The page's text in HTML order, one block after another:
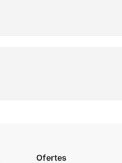
Ofertes